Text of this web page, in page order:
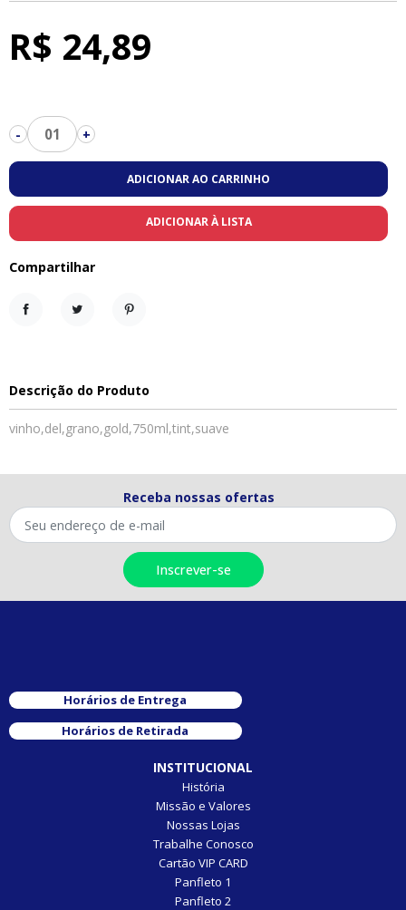
R$ 24,89
- 01 +
ADICIONAR AO CARRINHO
ADICIONAR À LISTA
Compartilhar
Descrição do Produto
vinho,del,grano,gold,750ml,tint,suave
Receba nossas ofertas
Horários de Entrega
Horários de Retirada
INSTITUCIONAL
História
Missão e Valores
Nossas Lojas
Trabalhe Conosco
Cartão VIP CARD
Panfleto 1
Panfleto 2